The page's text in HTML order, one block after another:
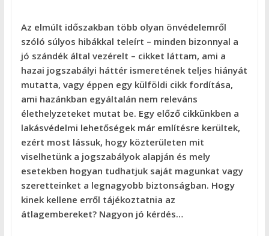
Az elmúlt időszakban több olyan önvédelemről
szóló súlyos hibákkal teleírt – minden bizonnyal a
jó szándék által vezérelt – cikket láttam, ami a
hazai jogszabályi háttér ismeretének teljes hiányát
mutatta, vagy éppen egy külföldi cikk fordítása,
ami hazánkban egyáltalán nem releváns
élethelyzeteket mutat be. Egy előző cikkünkben a
lakásvédelmi lehetőségek már említésre kerültek,
ezért most lássuk, hogy közterületen mit
viselhetünk a jogszabályok alapján és mely
esetekben hogyan tudhatjuk saját magunkat vagy
szeretteinket a legnagyobb biztonságban. Hogy
kinek kellene erről tájékoztatnia az
átlagembereket? Nagyon jó kérdés…